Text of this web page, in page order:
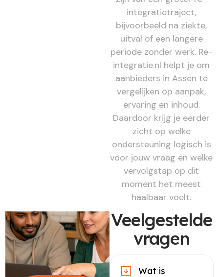
integratietraject,
bijvoorbeeld na ziekte,
uitval of een langere
periode zonder werk. Re-
integratie.nl helpt je om
aanbieders in Assen te
vergelijken op aanpak,
ervaring en inhoud.
Daardoor krijg je eerder
zicht op welke
ondersteuning logisch is
voor jouw vraag en welke
vervolgstap op dit
moment het meest
haalbaar voelt.
Veelgestelde
vragen
Wat is